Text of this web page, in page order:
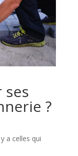
ses
?
a celles qui